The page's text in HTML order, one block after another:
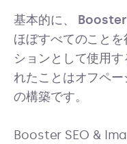
基本的に、
ほぼすべてのこと
ションとして使用
れたことはオフペ
の構築です。
Booster SEO &